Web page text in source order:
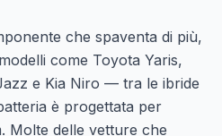
che spaventa di più,
come Toyota Yaris,
e Kia Niro — tra le ibride
è progettata per
Molte delle vetture che